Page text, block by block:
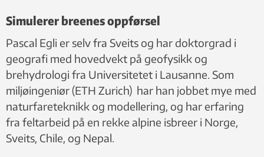
Simulerer breenes oppførsel
Pascal Egli er selv fra Sveits og har doktorgrad i
geografi med hovedvekt på geofysikk og
brehydrologi fra Universitetet i Lausanne. Som
miljøingeniør (ETH Zurich) har han jobbet mye med
naturfareteknikk og modellering, og har erfaring
fra feltarbeid på en rekke alpine isbreer i Norge,
Sveits, Chile, og Nepal.